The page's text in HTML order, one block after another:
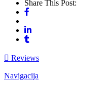
Share This Post:
Reviews
Navigacija